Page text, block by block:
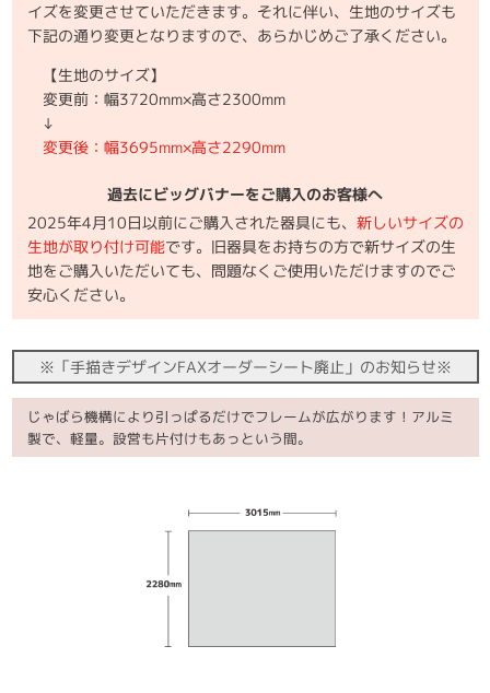
イズを変更させていただきます。それに伴い、生地のサイズも
下記の通り変更となりますので、あらかじめご了承ください。
【生地のサイズ】
変更前：幅3720mm×高さ2300mm
↓
変更後：幅3695mm×高さ2290mm
過去にビッグバナーをご購入のお客様へ
2025年4月10日以前にご購入された器具にも、 新しいサイズの
生地が取り付け可能です。旧器具をお持ちの方で新サイズの生
地をご購入いただいても、問題なくご使用いただけますのでご
安心ください。
※「手描きデザインFAXオーダーシート廃止」のお知らせ※
じゃばら機構により引っぱるだけでフレームが広がります！アルミ
製で、軽量。設営も片付けもあっという間。